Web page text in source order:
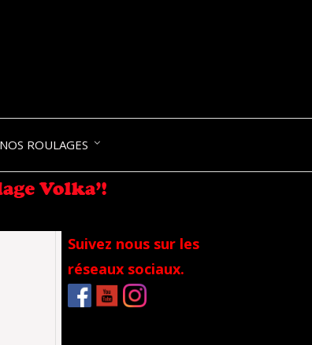
NOS ROULAGES
Suivez nous sur les
réseaux sociaux.